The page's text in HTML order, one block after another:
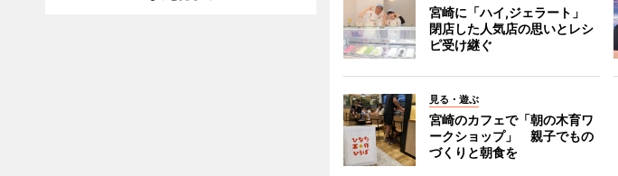
宮崎に「ハイ,ジェラート」
閉店した人気店の思いとレシ
ピ受け継ぐ
見る・遊ぶ
宮崎のカフェで「朝の木育ワ
ークショップ」 親子でもの
づくりと朝食を